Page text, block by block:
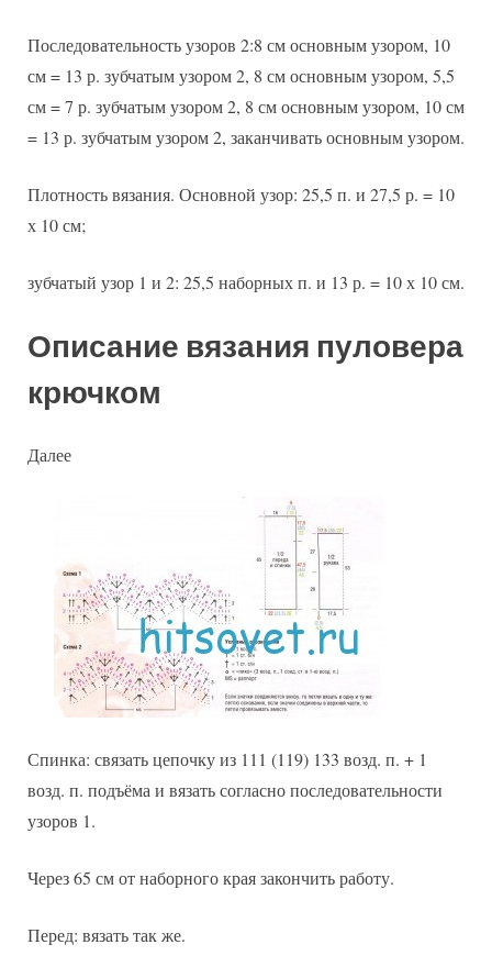
Последовательность узоров 2:8 см основным узором, 10
см = 13 р. зубчатым узором 2, 8 см основным узором, 5,5
см = 7 р. зубчатым узором 2, 8 см основным узором, 10 см
= 13 р. зубчатым узором 2, заканчивать основным узором.
Плотность вязания. Основной узор: 25,5 п. и 27,5 р. = 10
х 10 см;
зубчатый узор 1 и 2: 25,5 наборных п. и 13 р. = 10 х 10 см.
Описание вязания пуловера
крючком
Далее
Спинка: связать цепочку из 111 (119) 133 возд. п. + 1
возд. п. подъёма и вязать согласно последовательности
узоров 1.
Через 65 см от наборного края закончить работу.
Перед: вязать так же.